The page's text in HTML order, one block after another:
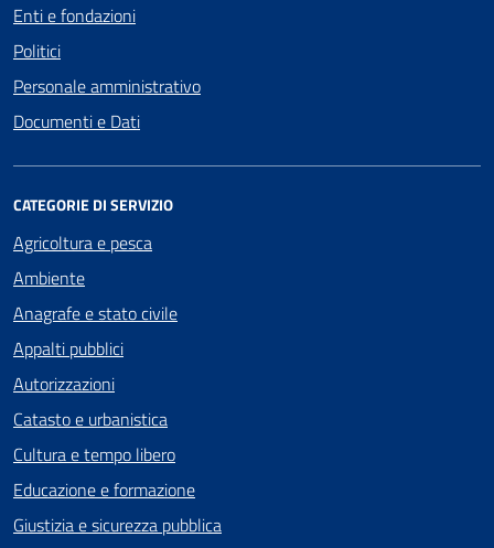
Enti e fondazioni
Politici
Personale amministrativo
Documenti e Dati
CATEGORIE DI SERVIZIO
Agricoltura e pesca
Ambiente
Anagrafe e stato civile
Appalti pubblici
Autorizzazioni
Catasto e urbanistica
Cultura e tempo libero
Educazione e formazione
Giustizia e sicurezza pubblica